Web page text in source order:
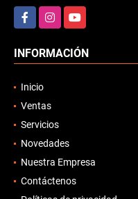
FacebookInstagramYouTube
INFORMACIÓN
Inicio
Ventas
Servicios
Novedades
Nuestra Empresa
Contáctenos